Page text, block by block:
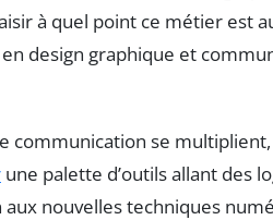
à quel point ce métier est
design graphique et
communication se
une palette d’outils allant des
nouvelles techniques